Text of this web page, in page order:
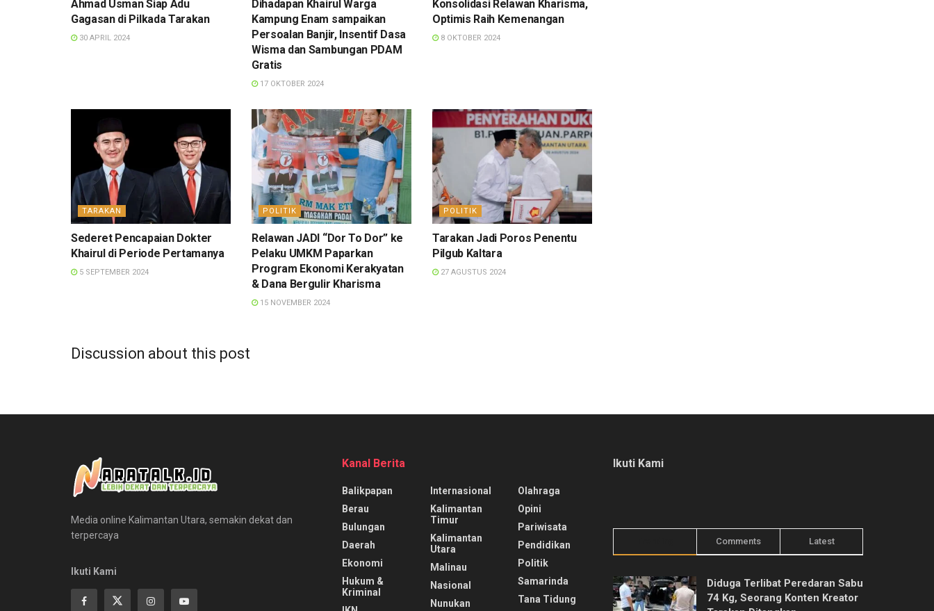
Ahmad Usman Siap Adu
Gagasan di Pilkada Tarakan
30 APRIL 2024
Dihadapan Khairul Warga
Kampung Enam sampaikan
Persoalan Banjir, Insentif Dasa
Wisma dan Sambungan PDAM
Gratis
17 OKTOBER 2024
Konsolidasi Relawan Kharisma,
Optimis Raih Kemenangan
8 OKTOBER 2024
TARAKAN
Sederet Pencapaian Dokter
Khairul di Periode Pertamanya
5 SEPTEMBER 2024
POLITIK
Relawan JADI “Dor To Dor” ke
Pelaku UMKM Paparkan
Program Ekonomi Kerakyatan
& Dana Bergulir Kharisma
15 NOVEMBER 2024
POLITIK
Tarakan Jadi Poros Penentu
Pilgub Kaltara
27 AGUSTUS 2024
Discussion about this post
Media online Kalimantan Utara, semakin dekat dan
terpercaya
Ikuti Kami
Kanal Berita
Balikpapan
Berau
Bulungan
Daerah
Ekonomi
Hukum &
Kriminal
Internasional
Kalimantan
Timur
Kalimantan
Utara
Malinau
Nasional
Nunukan
Olahraga
Opini
Pariwisata
Pendidikan
Politik
Samarinda
Tana Tidung
Ikuti Kami
Comments Latest
Diduga Terlibat Peredaran Sabu
74 Kg, Seorang Konten Kreator